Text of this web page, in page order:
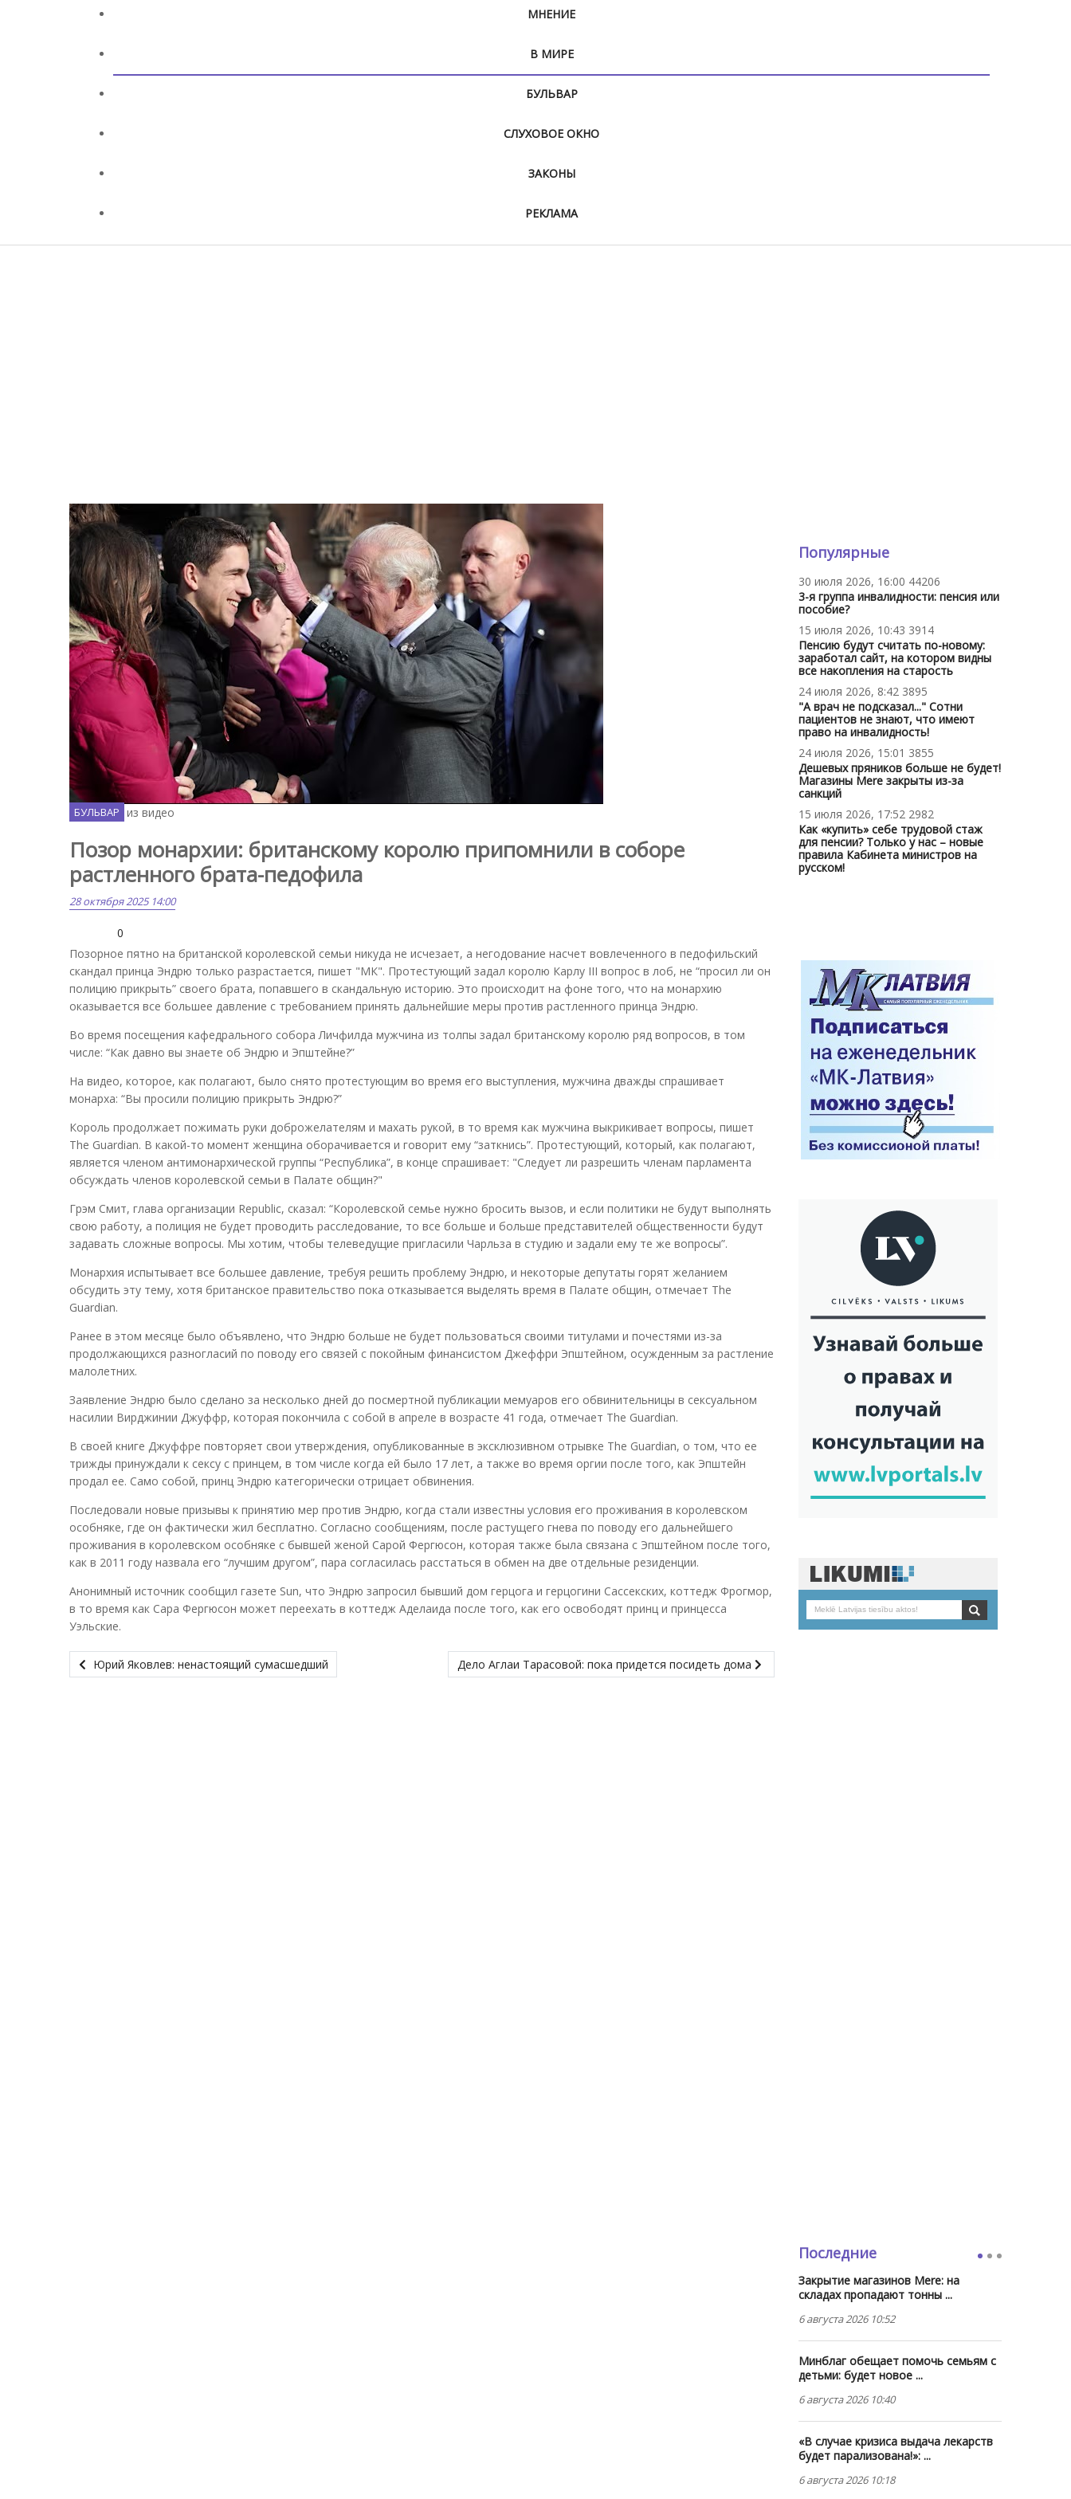
МНЕНИЕ
В МИРЕ
БУЛЬВАР
СЛУХОВОЕ ОКНО
ЗАКОНЫ
РЕКЛАМА
Скриншот из видео
БУЛЬВАР
Позор монархии: британскому королю припомнили в соборе
растленного брата-педофила
28 октября 2025 14:00
0
Позорное пятно на британской королевской семьи никуда не исчезает, а негодование насчет вовлеченного в педофильский
скандал принца Эндрю только разрастается, пишет "МК". Протестующий задал королю Карлу III вопрос в лоб, не “просил ли он
полицию прикрыть” своего брата, попавшего в скандальную историю. Это происходит на фоне того, что на монархию
оказывается все большее давление с требованием принять дальнейшие меры против растленного принца Эндрю.
Во время посещения кафедрального собора Личфилда мужчина из толпы задал британскому королю ряд вопросов, в том
числе: “Как давно вы знаете об Эндрю и Эпштейне?”
На видео, которое, как полагают, было снято протестующим во время его выступления, мужчина дважды спрашивает
монарха: “Вы просили полицию прикрыть Эндрю?”
Король продолжает пожимать руки доброжелателям и махать рукой, в то время как мужчина выкрикивает вопросы, пишет
The Guardian. В какой-то момент женщина оборачивается и говорит ему “заткнись”. Протестующий, который, как полагают,
является членом антимонархической группы “Республика”, в конце спрашивает: "Следует ли разрешить членам парламента
обсуждать членов королевской семьи в Палате общин?"
Грэм Смит, глава организации Republic, сказал: “Королевской семье нужно бросить вызов, и если политики не будут выполнять
свою работу, а полиция не будет проводить расследование, то все больше и больше представителей общественности будут
задавать сложные вопросы. Мы хотим, чтобы телеведущие пригласили Чарльза в студию и задали ему те же вопросы”.
Монархия испытывает все большее давление, требуя решить проблему Эндрю, и некоторые депутаты горят желанием
обсудить эту тему, хотя британское правительство пока отказывается выделять время в Палате общин, отмечает The
Guardian.
Ранее в этом месяце было объявлено, что Эндрю больше не будет пользоваться своими титулами и почестями из-за
продолжающихся разногласий по поводу его связей с покойным финансистом Джеффри Эпштейном, осужденным за растление
малолетних.
Заявление Эндрю было сделано за несколько дней до посмертной публикации мемуаров его обвинительницы в сексуальном
насилии Вирджинии Джуффр, которая покончила с собой в апреле в возрасте 41 года, отмечает The Guardian.
В своей книге Джуффре повторяет свои утверждения, опубликованные в эксклюзивном отрывке The Guardian, о том, что ее
трижды принуждали к сексу с принцем, в том числе когда ей было 17 лет, а также во время оргии после того, как Эпштейн
продал ее. Само собой, принц Эндрю категорически отрицает обвинения.
Последовали новые призывы к принятию мер против Эндрю, когда стали известны условия его проживания в королевском
особняке, где он фактически жил бесплатно. Согласно сообщениям, после растущего гнева по поводу его дальнейшего
проживания в королевском особняке с бывшей женой Сарой Фергюсон, которая также была связана с Эпштейном после того,
как в 2011 году назвала его “лучшим другом”, пара согласилась расстаться в обмен на две отдельные резиденции.
Анонимный источник сообщил газете Sun, что Эндрю запросил бывший дом герцога и герцогини Сассекских, коттедж Фрогмор,
в то время как Сара Фергюсон может переехать в коттедж Аделаида после того, как его освободят принц и принцесса
Уэльские.
Юрий Яковлев: ненастоящий сумасшедший Дело Аглаи Тарасовой: пока придется посидеть дома
Популярные
30 июля 2026, 16:00 44206
3-я группа инвалидности: пенсия или
пособие?
15 июля 2026, 10:43 3914
Пенсию будут считать по-новому:
заработал сайт, на котором видны
все накопления на старость
24 июля 2026, 8:42 3895
"А врач не подсказал..." Сотни
пациентов не знают, что имеют
право на инвалидность!
24 июля 2026, 15:01 3855
Дешевых пряников больше не будет!
Магазины Mere закрыты из-за
санкций
15 июля 2026, 17:52 2982
Как «купить» себе трудовой стаж
для пенсии? Только у нас – новые
правила Кабинета министров на
русском!
Последние
Закрытие магазинов Mere: на
складах пропадают тонны ...
6 августа 2026 10:52
Минблаг обещает помочь семьям с
детьми: будет новое ...
6 августа 2026 10:40
«В случае кризиса выдача лекарств
будет парализована!»: ...
6 августа 2026 10:18